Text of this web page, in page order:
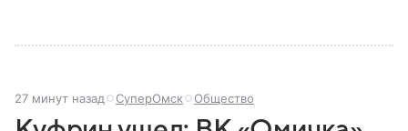
27 минут назад СуперОмск Общество